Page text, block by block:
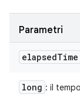
Parametri
elapsedTime
long : il